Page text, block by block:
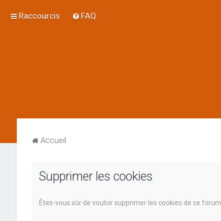
Raccourcis FAQ
Accueil
Supprimer les cookies
Êtes-vous sûr de vouloir supprimer les cookies de ce